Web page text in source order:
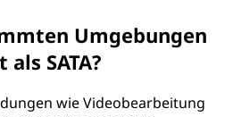
Umgebungen
SATA?
wie Videobearbeitung